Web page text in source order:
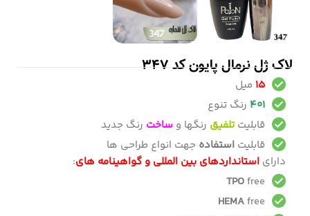
لاک ژل نرمال پایون کد 347
15 میل
401 رنگ تنوع
قابلیتتلفیق رنگها و ساخت رنگ جدید
قابلیت استفاده جهت انواع طراحی ها
دارای استانداردهای بین المللی و گواهینامه های:
TPOfree
HEMAfree